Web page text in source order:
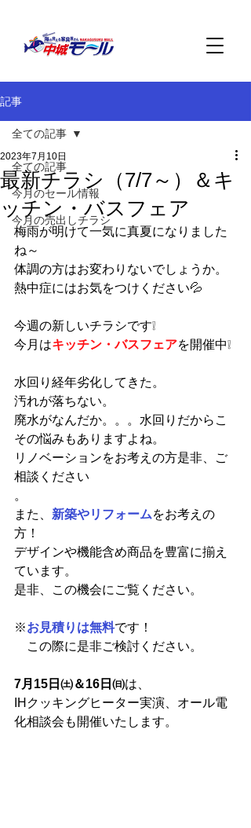
記事
全ての記事
今月のセール情報
今月の売出しチラシ
全ての記事
最新チラシ（7/7～）＆キ
ッチン・バスフェア
2023年7月10日
梅雨が明けて一気に真夏になりました
ね～
体調の方はお変わりないでしょうか。
熱中症にはお気をつけください💦
今週の新しいチラシです❕
今月はキッチン・バスフェアを開催中❕
水回り経年劣化してきた。
汚れが落ちない。
廃水がなんだか。。。水回りだからこ
その悩みもありますよね。
リノベーションをお考えの方是非、ご
相談ください
。
また、 新築やリフォームをお考えの
方！
デザインや機能含め商品を豊富に揃え
ています。
是非、この機会にご覧ください。
※お見積りは無料です！
この際に是非ご検討ください。
7月15日㈯＆16日㈰は、
IHクッキングヒーター実演、オール電
化相談会も開催いたします。